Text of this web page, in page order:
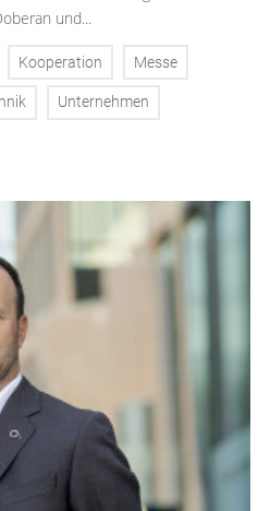
und...
Kooperation Messe
Unternehmen